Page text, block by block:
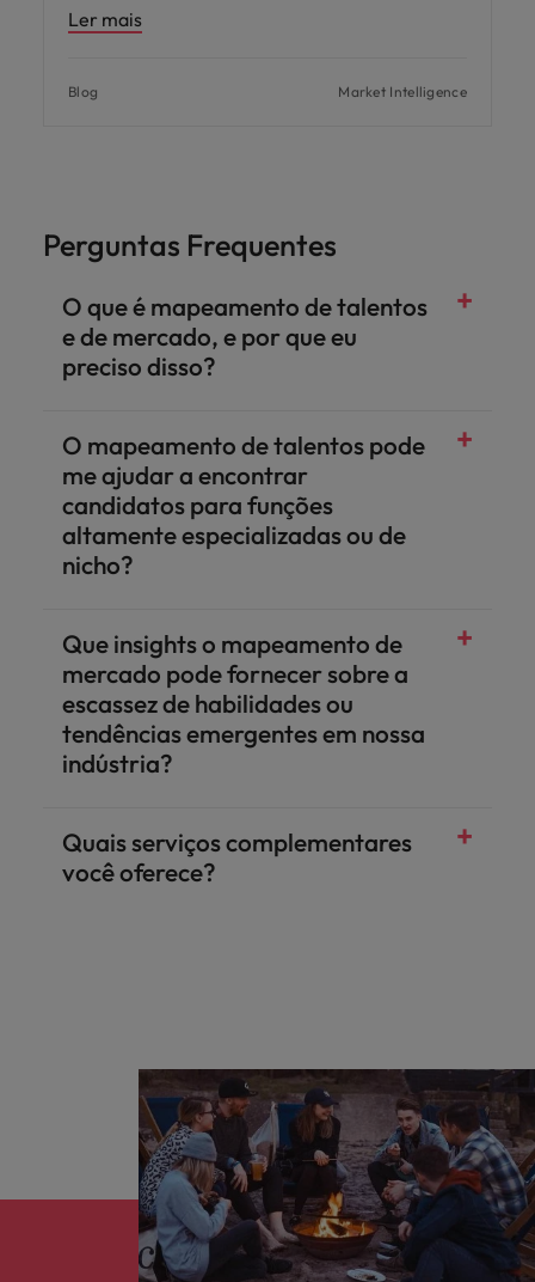
Ler mais
Blog Market Intelligence
Perguntas Frequentes
O que é mapeamento de talentos
e de mercado, e por que eu
preciso disso?
O mapeamento de talentos pode
me ajudar a encontrar
candidatos para funções
altamente especializadas ou de
nicho?
Que insights o mapeamento de
mercado pode fornecer sobre a
escassez de habilidades ou
tendências emergentes em nossa
indústria?
Quais serviços complementares
você oferece?